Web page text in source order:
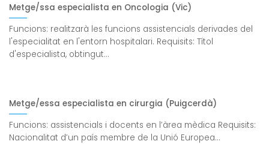
Metge/ssa especialista en Oncologia (Vic)
Funcions: realitzarà les funcions assistencials derivades del
l'especialitat en l'entorn hospitalari. Requisits: Títol
d'especialista, obtingut...
Metge/essa especialista en cirurgia (Puigcerdà)
Funcions: assistencials i docents en l’àrea mèdica Requisits:
Nacionalitat d’un país membre de la Unió Europea...